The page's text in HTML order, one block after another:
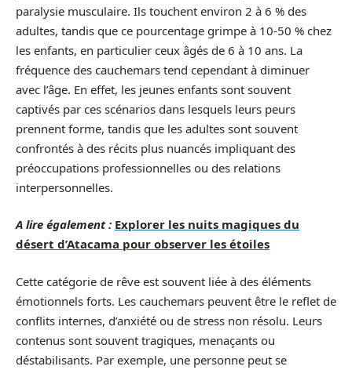
paralysie musculaire. Ils touchent environ 2 à 6 % des
adultes, tandis que ce pourcentage grimpe à 10-50 % chez
les enfants, en particulier ceux âgés de 6 à 10 ans. La
fréquence des cauchemars tend cependant à diminuer
avec l’âge. En effet, les jeunes enfants sont souvent
captivés par ces scénarios dans lesquels leurs peurs
prennent forme, tandis que les adultes sont souvent
confrontés à des récits plus nuancés impliquant des
préoccupations professionnelles ou des relations
interpersonnelles.
A lire également : Explorer les nuits magiques du
désert d’Atacama pour observer les étoiles
Cette catégorie de rêve est souvent liée à des éléments
émotionnels forts. Les cauchemars peuvent être le reflet de
conflits internes, d’anxiété ou de stress non résolu. Leurs
contenus sont souvent tragiques, menaçants ou
déstabilisants. Par exemple, une personne peut se